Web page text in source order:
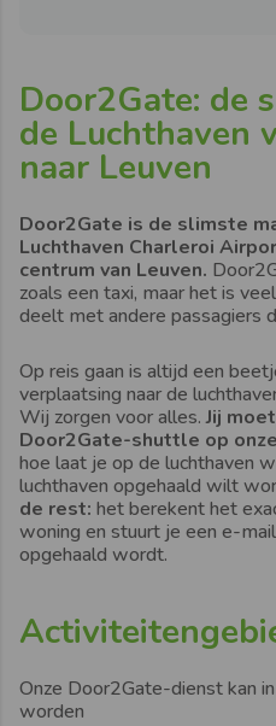
Door2Gate: de
de Luchthaven
naar Leuven
Door2Gate is de slimste
Luchthaven Charleroi
centrum van Leuven.
zoals een taxi, maar het is
deelt met andere passagiers
Op reis gaan is altijd een
verplaatsing naar de
Wij zorgen voor alles.Jij
Door2Gate-shuttle op
hoe laat je op de luchthaven
luchthaven opgehaald wilt
de rest: het berekent het
woning en stuurt je een e-
opgehaald wordt.
Onze Door2Gate-dienst kan
worden